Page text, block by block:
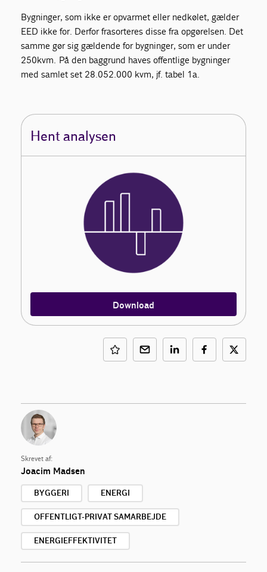
Bygninger, som ikke er opvarmet eller nedkølet, gælder
EED ikke for. Derfor frasorteres disse fra opgørelsen. Det
samme gør sig gældende for bygninger, som er under
250kvm. På den baggrund haves offentlige bygninger
med samlet set 28.052.000 kvm, jf. tabel 1a.
Hent analysen
Download
Skrevet af:
Joacim Madsen
BYGGERI ENERGI
OFFENTLIGT-PRIVAT SAMARBEJDE
ENERGIEFFEKTIVITET